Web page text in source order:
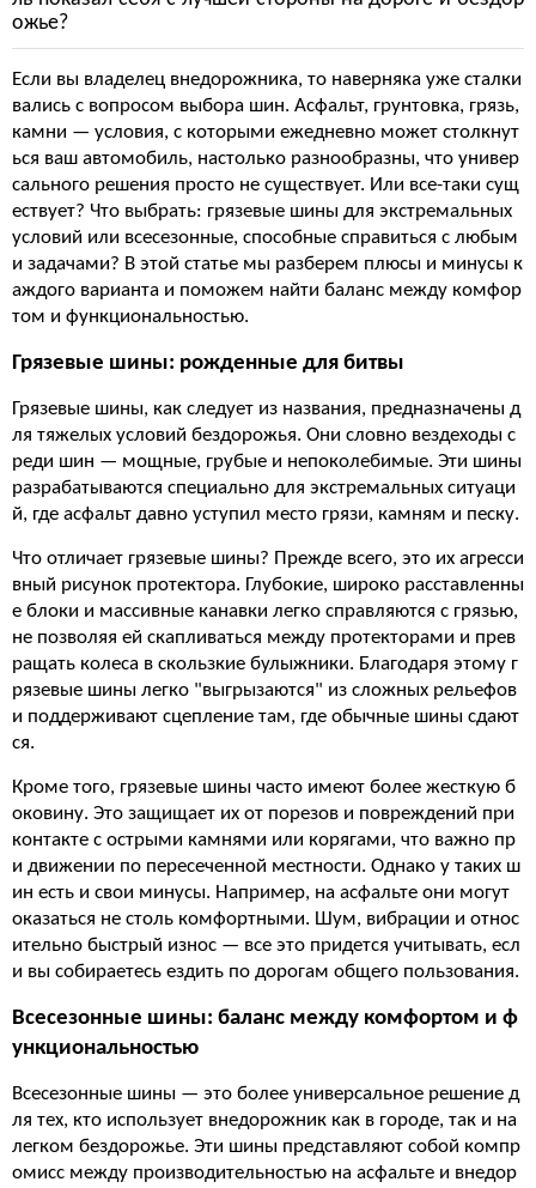
ожье?
Если вы владелец внедорожника, то наверняка уже сталки
вались с вопросом выбора шин. Асфальт, грунтовка, грязь,
камни — условия, с которыми ежедневно может столкнут
ься ваш автомобиль, настолько разнообразны, что универ
сального решения просто не существует. Или все-таки сущ
ествует? Что выбрать: грязевые шины для экстремальных
условий или всесезонные, способные справиться с любым
и задачами? В этой статье мы разберем плюсы и минусы к
аждого варианта и поможем найти баланс между комфор
том и функциональностью.
Грязевые шины: рожденные для битвы
Грязевые шины, как следует из названия, предназначены д
ля тяжелых условий бездорожья. Они словно вездеходы с
реди шин — мощные, грубые и непоколебимые. Эти шины
разрабатываются специально для экстремальных ситуаци
й, где асфальт давно уступил место грязи, камням и песку.
Что отличает грязевые шины? Прежде всего, это их агресси
вный рисунок протектора. Глубокие, широко расставленны
е блоки и массивные канавки легко справляются с грязью,
не позволяя ей скапливаться между протекторами и прев
ращать колеса в скользкие булыжники. Благодаря этому г
рязевые шины легко "выгрызаются" из сложных рельефов
и поддерживают сцепление там, где обычные шины сдают
ся.
Кроме того, грязевые шины часто имеют более жесткую б
оковину. Это защищает их от порезов и повреждений при
контакте с острыми камнями или корягами, что важно пр
и движении по пересеченной местности. Однако у таких ш
ин есть и свои минусы. Например, на асфальте они могут
оказаться не столь комфортными. Шум, вибрации и относ
ительно быстрый износ — все это придется учитывать, есл
и вы собираетесь ездить по дорогам общего пользования.
Всесезонные шины: баланс между комфортом и ф
ункциональностью
Всесезонные шины — это более универсальное решение д
ля тех, кто использует внедорожник как в городе, так и на
легком бездорожье. Эти шины представляют собой компр
омисс между производительностью на асфальте и внедор